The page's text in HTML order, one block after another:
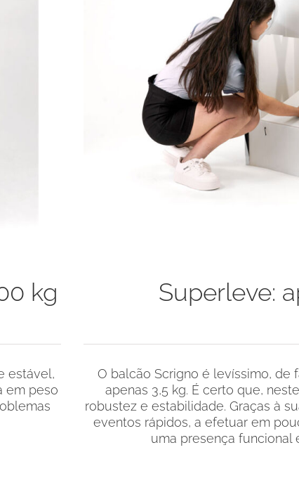
kg
estável,
em peso
Superleve:
O balcão Scrigno é levíssimo,
apenas 3,5 kg. É certo que,
robustez e estabilidade. Graças à
eventos rápidos, a efetuar em
uma presença funcional